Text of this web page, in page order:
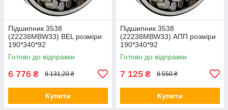
Підшипник 3538
(22238MBW33) BEL розміри
190*340*92
Готово до відправки
6 776 ₴ 8 131,20 ₴
Купити
Підшипник 3538
(22238MBW33) АПП розміри
190*340*92
Готово до відправки
7 125 ₴ 8 550 ₴
Купити